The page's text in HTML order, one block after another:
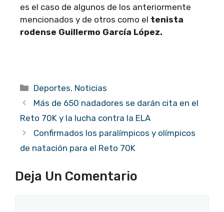
es el caso de algunos de los anteriormente
mencionados y de otros como el tenista
rodense Guillermo García López.
Categorías
Deportes, Noticias
Más de 650 nadadores se darán cita en el
Reto 70K y la lucha contra la ELA
Confirmados los paralímpicos y olímpicos
de natación para el Reto 70K
Deja Un Comentario